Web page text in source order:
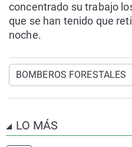
concentrado su trabajo
que se han tenido que
noche.
BOMBEROS FORESTALES
LO MÁS